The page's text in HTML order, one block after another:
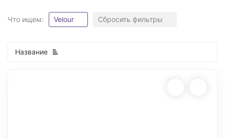
Что ищем: Velour Сбросить фильтры
Название